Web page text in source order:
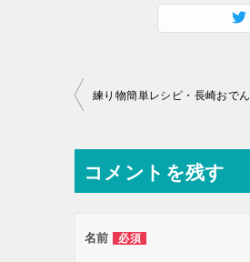
投
ナ
ビ
ー
練り物簡単レシピ・長崎おでん
コメントを残す
名前 必須